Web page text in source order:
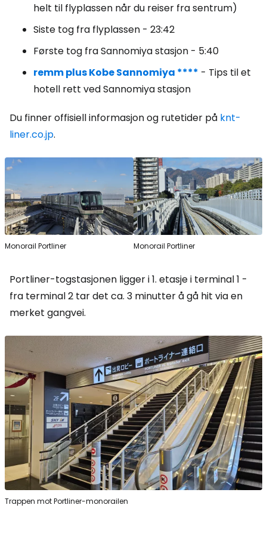
helt til flyplassen når du reiser fra sentrum)
Siste tog fra flyplassen - 23:42
Første tog fra Sannomiya stasjon - 5:40
remm plus Kobe Sannomiya **** - Tips til et
hotell rett ved Sannomiya stasjon
Du finner offisiell informasjon og rutetider på knt-
liner.co.jp.
Monorail Portliner Monorail Portliner
Portliner-togstasjonen ligger i 1. etasje i terminal 1 -
fra terminal 2 tar det ca. 3 minutter å gå hit via en
merket gangvei.
Trappen mot Portliner-monorailen